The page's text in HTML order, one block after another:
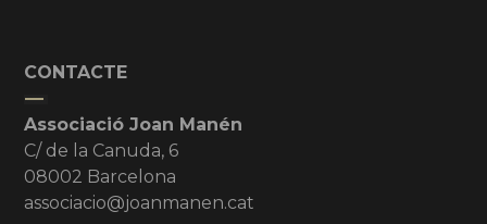
CONTACTE
Associació Joan Manén
C/ de la Canuda, 6
08002 Barcelona
associacio@joanmanen.cat